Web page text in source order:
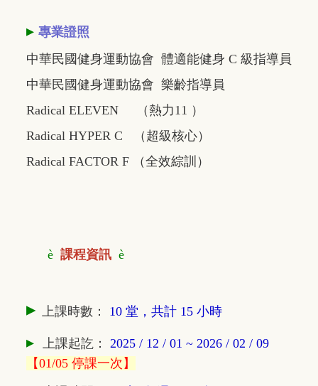
▸ 專業證照
中華民國健身運動協會 體適能健身 C 級指導員
中華民國健身運動協會 樂齡指導員
Radical ELEVEN （熱力11 ）
Radical HYPER C （超級核心）
Radical FACTOR F （全效綜訓）
è 課程資訊 è
▸ 上課時數： 10 堂，共計 15 小時
▸ 上課起訖 ：
2025 / 12 / 01 ~ 2026 / 02 / 09
【01/05 停課一次】